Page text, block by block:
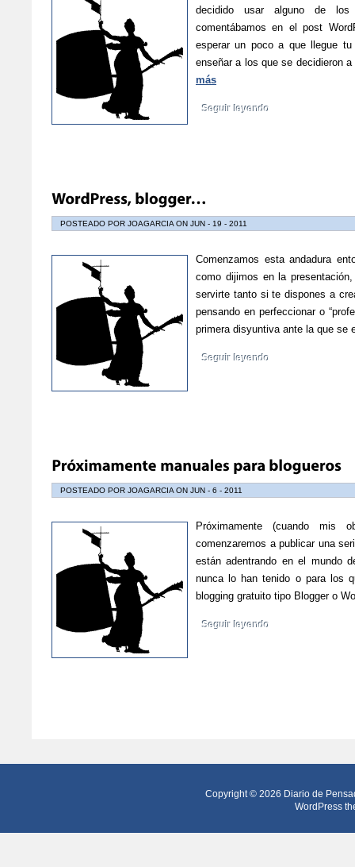
decidido usar alguno de los
comentábamos en el post
esperar un poco a que llegue
enseñar a los que se decidieron
más
Seguir leyendo
POSTEADO POR JOAGARCIA ON JUN - 19 - 2011
Comenzamos esta andadura
como dijimos en la
servirte tanto si te dispones a
pensando en perfeccionar o
primera disyuntiva ante la que
Seguir leyendo
POSTEADO POR JOAGARCIA ON JUN - 6 - 2011
Próximamente (cuando mis
comenzaremos a publicar una
están adentrando en el mundo
nunca lo han tenido o para los
blogging gratuito tipo Blogger o
Seguir leyendo
Copyright © 2026 Diario de
WordPress